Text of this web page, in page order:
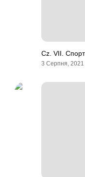
Cz. VII.
3 Серпня, 2021